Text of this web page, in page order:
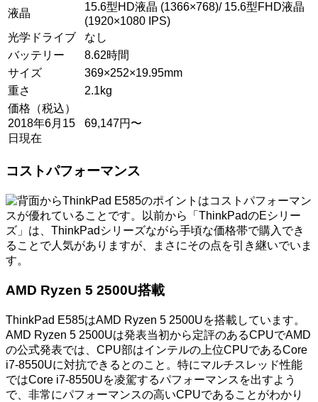
液晶
15.6型HD液晶 (1366×768)/ 15.6型FHD液晶
(1920×1080 IPS)
光学ドライブ
なし
バッテリー
8.62時間
サイズ
369×252×19.95mm
重さ
2.1kg
価格（税込）
2018年6月15
日現在
69,147円〜
コストパフォーマンス
ThinkPad E585のポイントはコストパフォーマン
スが優れていることです。以前から「ThinkPadのEシリー
ズ」は、ThinkPadシリーズながら手頃な価格帯で購入でき
ることで人気がありますが、まさにその点を引き継いでいま
す。
AMD Ryzen 5 2500U搭載
ThinkPad E585はAMD Ryzen 5 2500Uを搭載しています。
AMD Ryzen 5 2500Uは発表当初から定評のあるCPUでAMD
の公式発表では、CPU部はインテルの上位CPUであるCore
i7-8550Uに対抗できるとのこと。特にマルチスレッド性能
ではCore i7-8550Uを凌駕するパフォーマンスを出すよう
で、非常にパフォーマンスの高いCPUであることがわかり